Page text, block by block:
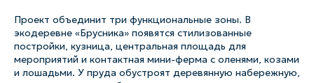
Проект объединит три функциональные зоны. В
экодеревне «Брусника» появятся стилизованные
постройки, кузница, центральная площадь для
мероприятий и контактная мини-ферма с оленями, козами
и лошадьми. У пруда обустроят деревянную набережную,